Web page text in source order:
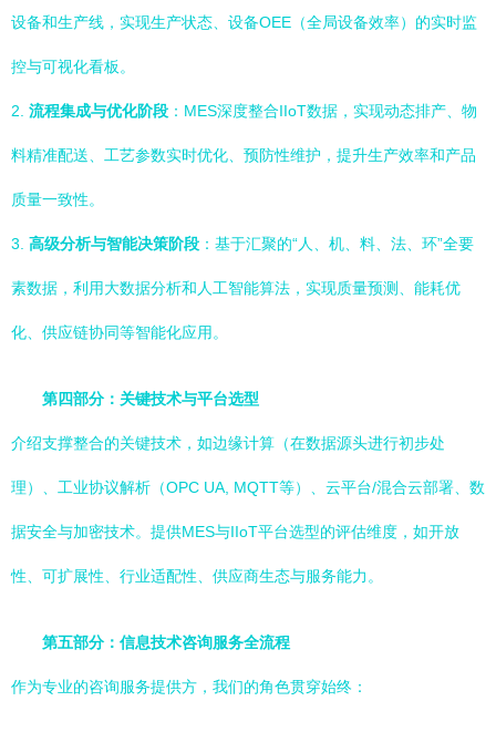
设备和生产线，实现生产状态、设备OEE（全局设备效率）的实时监
控与可视化看板。
2. 流程集成与优化阶段 ：MES深度整合IIoT数据，实现动态排产、物
料精准配送、工艺参数实时优化、预防性维护，提升生产效率和产品
质量一致性。
3. 高级分析与智能决策阶段 ：基于汇聚的“人、机、料、法、环”全要
素数据，利用大数据分析和人工智能算法，实现质量预测、能耗优
化、供应链协同等智能化应用。
第四部分：关键技术与平台选型
介绍支撑整合的关键技术，如边缘计算（在数据源头进行初步处
理）、工业协议解析（OPC UA, MQTT等）、云平台/混合云部署、数
据安全与加密技术。提供MES与IIoT平台选型的评估维度，如开放
性、可扩展性、行业适配性、供应商生态与服务能力。
第五部分：信息技术咨询服务全流程
作为专业的咨询服务提供方，我们的角色贯穿始终：